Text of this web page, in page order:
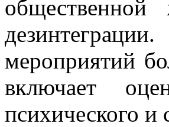
общественной
мероприятий
включает
психического и